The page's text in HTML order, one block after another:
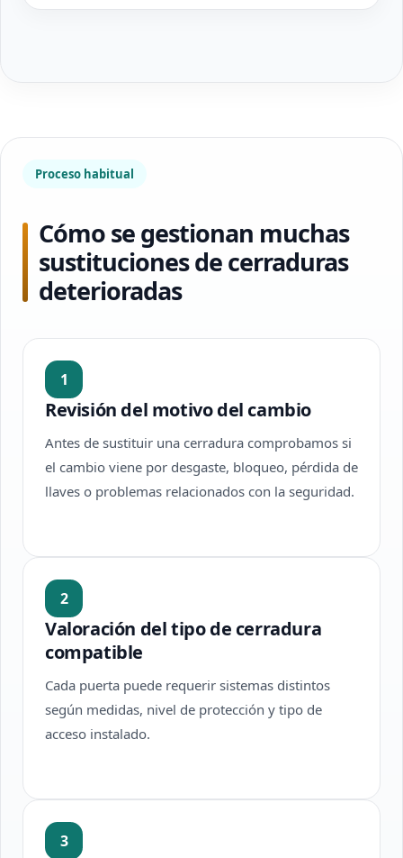
Proceso habitual
Cómo se gestionan muchas
sustituciones de cerraduras
deterioradas
1
Revisión del motivo del cambio
Antes de sustituir una cerradura comprobamos si
el cambio viene por desgaste, bloqueo, pérdida de
llaves o problemas relacionados con la seguridad.
2
Valoración del tipo de cerradura
compatible
Cada puerta puede requerir sistemas distintos
según medidas, nivel de protección y tipo de
acceso instalado.
3